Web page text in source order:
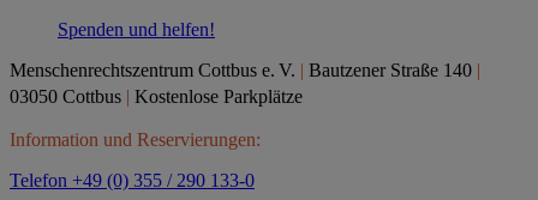
Spenden und helfen!
Menschenrechtszentrum Cottbus e. V. | Bautzener Straße 140 |
03050 Cottbus | Kostenlose Parkplätze
Information und Reservierungen:
Telefon +49 (0) 355 / 290 133-0